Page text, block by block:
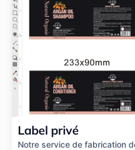
Label privé
Notre service de fabrication